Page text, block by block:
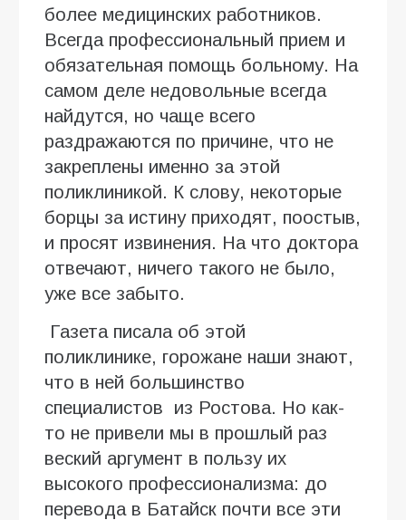
более медицинских работников.
Всегда профессиональный прием и
обязательная помощь больному. На
самом деле недовольные всегда
найдутся, но чаще всего
раздражаются по причине, что не
закреплены именно за этой
поликлиникой. К слову, некоторые
борцы за истину приходят, поостыв,
и просят извинения. На что доктора
отвечают, ничего такого не было,
уже все забыто.
Газета писала об этой
поликлинике, горожане наши знают,
что в ней большинство
специалистов из Ростова. Но как-
то не привели мы в прошлый раз
веский аргумент в пользу их
высокого профессионализма: до
перевода в Батайск почти все эти